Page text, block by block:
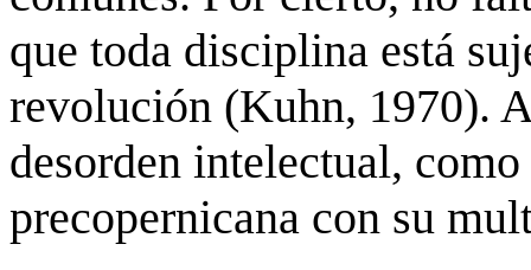
que toda disciplina está
revolución (Kuhn, 1970).
desorden intelectual,
precopernicana con su